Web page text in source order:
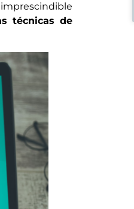
técnicas de